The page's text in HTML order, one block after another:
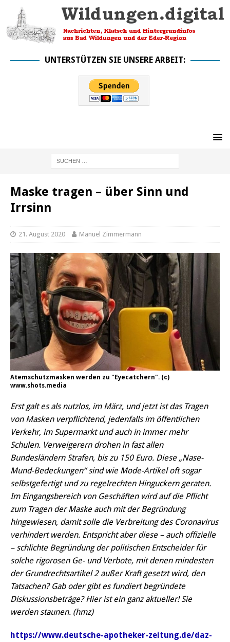
UNTERSTÜTZEN SIE UNSERE ARBEIT:
Maske tragen – über Sinn und
Irrsinn
21. August 2020 Manuel Zimmermann
Atemschutzmasken werden zu "Eyecatchern". (c)
www.shots.media
Erst galt es als nutzlos, im März, und jetzt ist das Tragen
von Masken verpflichtend, jedenfalls im öffentlichen
Verkehr, im Supermarkt und auch in immer mehr
Schulen. Verweigerern drohen in fast allen
Bundesländern Strafen, bis zu 150 Euro. Diese „Nase-
Mund-Bedeckungen“ sind wie Mode-Artikel oft sogar
selbstgefertigt und zu regelrechten Hinguckern geraten.
Im Eingangsbereich von Geschäften wird auf die Pflicht
zum Tragen der Maske auch mit der Begründung
hingewiesen, damit solle die Verbreitung des Coronavirus
verhindert werden. Entspricht aber diese – auch offizielle
– schlichte Begründung der politischen Entscheider für
solche rigorosen Ge- und Verbote, mit denen mindesten
der Grundrechtsartikel 2 außer Kraft gesetzt wird, den
Tatsachen? Gab oder gibt es fundiert begründete
Diskussionsbeträge? Hier ist ein ganz aktueller! Sie
werden staunen. (hmz)
https://www.deutsche-apotheker-zeitung.de/daz-